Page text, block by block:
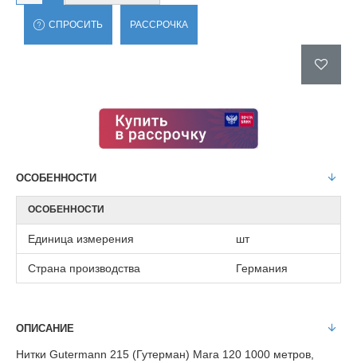
СПРОСИТЬ РАССРОЧКА
ОСОБЕННОСТИ
ОСОБЕННОСТИ
Единица измерения шт
Страна производства Германия
ОПИСАНИЕ
Нитки Gutermann 215 (Гутерман) Mara 120 1000 метров,